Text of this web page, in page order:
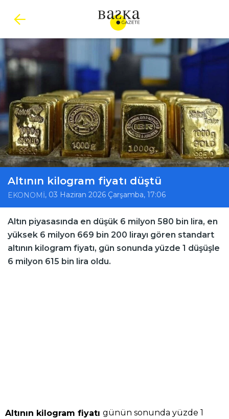
Altının kilogram fiyatı düştü
EKONOMİ, 03 Haziran 2026 Çarşamba, 17:06
Altın piyasasında en düşük 6 milyon 580 bin lira, en
yüksek 6 milyon 669 bin 200 lirayı gören standart
altının kilogram fiyatı, gün sonunda yüzde 1 düşüşle
6 milyon 615 bin lira oldu.
Altının kilogram fiyatı günün sonunda yüzde 1